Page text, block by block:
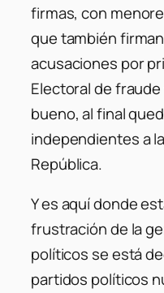
firmas, con
que también
acusaciones por
Electoral de
bueno, al final
independientes a
República.
Y es aquí donde
frustración de la
políticos se está
partidos políticos